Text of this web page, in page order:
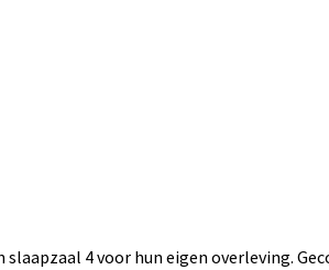
4 voor hun eigen overleving.